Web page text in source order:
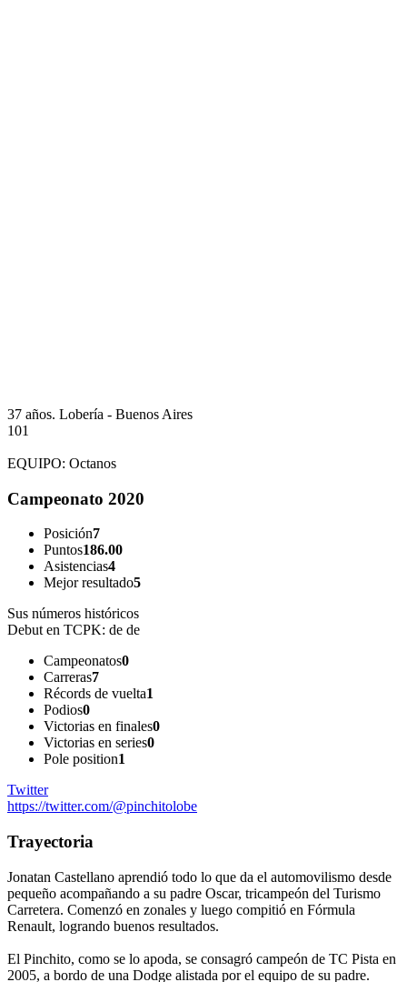
37 años. Lobería - Buenos Aires
101
EQUIPO: Octanos
Campeonato 2020
Posición7
Puntos186.00
Asistencias4
Mejor resultado5
Sus números históricos
Debut en TCPK: de de
Campeonatos0
Carreras7
Récords de vuelta1
Podios0
Victorias en finales0
Victorias en series0
Pole position1
Twitter
https://twitter.com/@pinchitolobe
Trayectoria
Jonatan Castellano aprendió todo lo que da el automovilismo desde
pequeño acompañando a su padre Oscar, tricampeón del Turismo
Carretera. Comenzó en zonales y luego compitió en Fórmula
Renault, logrando buenos resultados.
El Pinchito, como se lo apoda, se consagró campeón de TC Pista en
2005, a bordo de una Dodge alistada por el equipo de su padre.